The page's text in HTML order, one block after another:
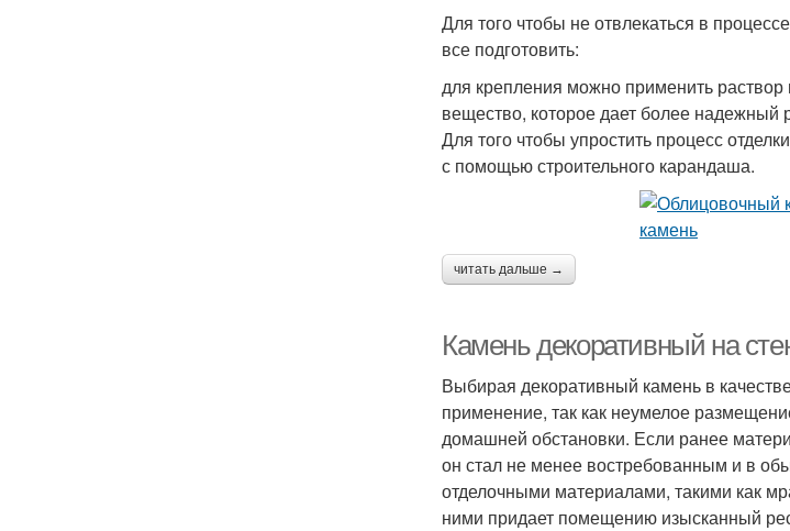
Для того чтобы не отвлекаться в
все подготовить:
для крепления можно применить
вещество, которое дает более надежный
Для того чтобы упростить процесс
с помощью строительного карандаша.
читать дальше →
Камень декоративный на
Выбирая декоративный камень в
применение, так как неумелое
домашней обстановки. Если ранее
он стал не менее востребованным и в
отделочными материалами, такими как
ними придает помещению изысканный